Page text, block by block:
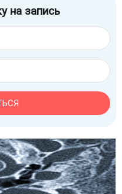
на запись